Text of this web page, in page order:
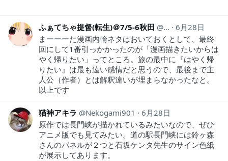
ふぁてちゃ提督(転生)＠7/5-6秋田 fatechan0
6月28日
まーーーた漫画内輪ネタはおいておくとして、最終
回にして1番引っかかったのが「漫画描きたいからは
やく帰りたい」ってところ。旅の最中に『はやく帰
りたい』は最も遠い感情だと思うので、最後まで主
人公（作者）とは解釈違いが埋まらなかったなと。
以上です
猫神アキラ Nekogami901
6月28日
原作では長門峡が描かれているみたいなので、ぜひ
アニメ版でも見てみたい。道の駅長門峡には鈴ヶ森
さんのパネルが２つと石坂ケンタ先生のサイン色紙
が展示してあります。